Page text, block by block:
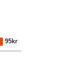
95kr